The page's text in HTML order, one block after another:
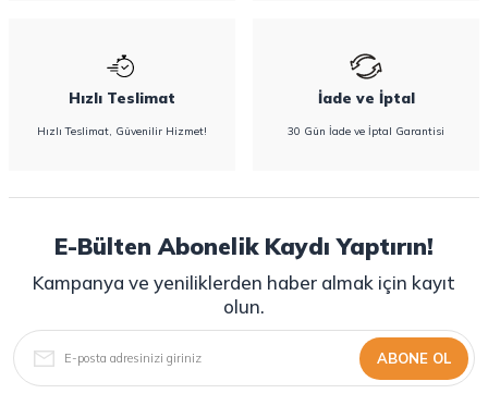
Hızlı Teslimat
Hızlı Teslimat, Güvenilir Hizmet!
İade ve İptal
30 Gün İade ve İptal Garantisi
E-Bülten Abonelik Kaydı Yaptırın!
Kampanya ve yeniliklerden haber almak için kayıt
olun.
ABONE OL